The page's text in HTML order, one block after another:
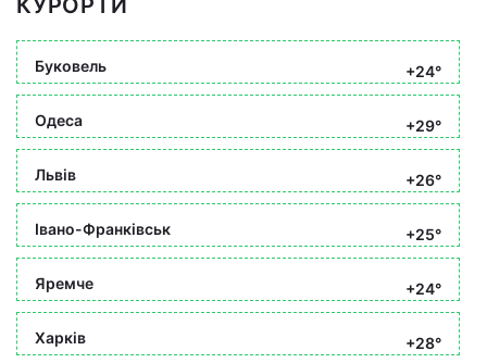
КУРОРТИ
Буковель +24°
Одеса +29°
Львів +26°
Івано-Франківськ +25°
Яремче +24°
Харків
+28°